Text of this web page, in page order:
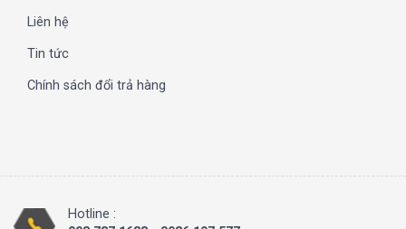
Liên hệ
Tin tức
Chính sách đổi trả hàng
Hotline :